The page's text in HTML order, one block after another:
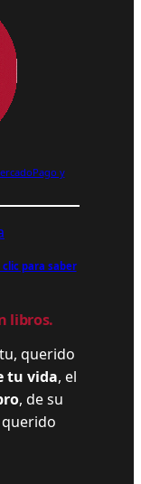
y
para saber
libros.
querido
tu vida, el
, de su